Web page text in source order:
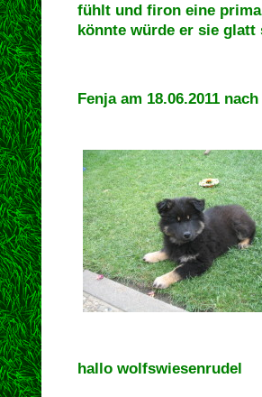
fühlt und firon eine
könnte würde er sie glatt
Fenja am 18.06.2011
hallo wolfswiesenrudel